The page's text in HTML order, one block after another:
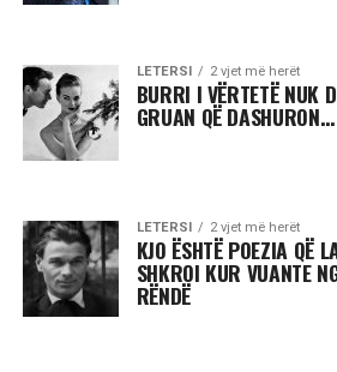
LETERSI 2 vjet më herët
BURRI I VËRTETË NUK
GRUAN QË DASHURON…
LETERSI 2 vjet më herët
KJO ËSHTË POEZIA QË
SHKROI KUR VUANTE
RËNDË